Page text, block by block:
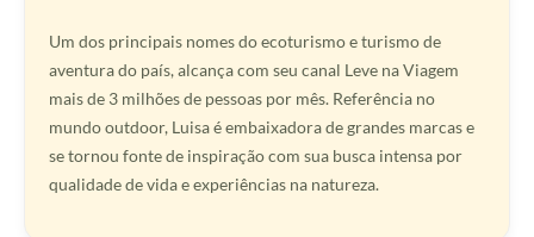
Um dos principais nomes do ecoturismo e turismo de
aventura do país, alcança com seu canal Leve na Viagem
mais de 3 milhões de pessoas por mês. Referência no
mundo outdoor, Luisa é embaixadora de grandes marcas e
se tornou fonte de inspiração com sua busca intensa por
qualidade de vida e experiências na natureza.